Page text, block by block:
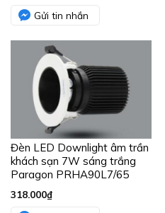
Gửi tin nhắn
Đèn LED Downlight âm trần
khách sạn 7W sáng trắng
Paragon PRHA90L7/65
318.000₫